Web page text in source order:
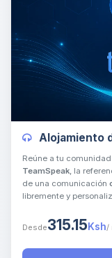
Alojamiento
Reúne a tu
TeamSpeak, la
de una comunicación
libremente y
Desde315.15Ksh/
Yupi,
que